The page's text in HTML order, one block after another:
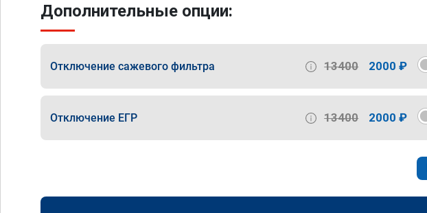
Дополнительные опции:
Отключение сажевого фильтра 13400 2000 ₽
Отключение ЕГР 13400 2000 ₽